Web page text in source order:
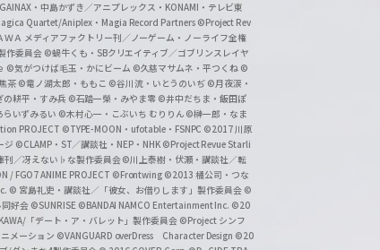
・中島かずき／アニプレックス・KONAMI・テレビ東
Quartet/Aniplex・Magia Record Partners ©Project Rev
Ａ メディアファクトリー刊／ノーゲーム・ノーライフ全権
作委員会 ©蝸牛くも・SBクリエイティブ／ゴブリンスレイヤ
©気がつけば毛玉・かにビーム ©久慈マサムネ・平つくね ©
茶 ©竜ノ湖太郎・ももこ ©谷川流・いとうのいぢ ©月夜涙・
耕平・すみ兵 ©石踏一榮・みやま零 ©井中だちま・飯田ぽ
いずみるい ©木村心一・こぶいち むりりん ©榊一郎・なま
PROJECT ©TYPE-MOON・ufotable・FSNPC ©2017 川原
ジ ©CLAMP・ST／講談社・NEP・NHK ©Project Revue Starli
／冴えない♭な製作委員会©川上泰樹・伏瀬・講談社／転
/ FGO7 ANIME PROJECT ©Frontwing ©2013 橘公司・つな
© 宮島礼吏・講談社／「彼女、お借りします」製作委員会 ©
好会 ©SUNRISE ©BANDAI NAMCO Entertainment Inc. ©20
「デート・ア・バレット」製作委員会 ©Project シンフ
メーション ©VANGUARD overDress Character Design ©20